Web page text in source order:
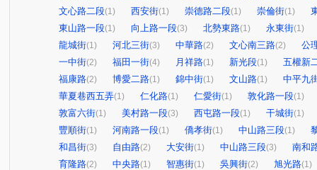
文心路二段(1) 西安街(1) 崇德路二段(1) 崇倫街(1)
東山路一段(1) 向上路一段(3) 北勢東路(1) 永東街(1)
龍城街(1) 河北三街(3) 中華路(2) 文心南三路(2)
公
一中街(2) 福田一街(4) 月祥路(1) 新光段(1)
五權新
福康路(2) 博愛二路(1) 錦中街(1) 文山路(1)
中平九
華夏巷西五弄(1) 仁化路(1) 仁愛街(1) 敦化路一段(1)
敦富六街(1) 美村路一段(3) 西屯路一段(1) 干城街(1)
豐順街(1) 河南路一段(1) 僑孝街(1) 中山路三段(1)
和昌街(3) 自由路(2) 大安街(1) 中山路三段(3)
南和
育隆路(2) 中央路(1) 智惠街(1) 吳興街(2) 旭光路(1)